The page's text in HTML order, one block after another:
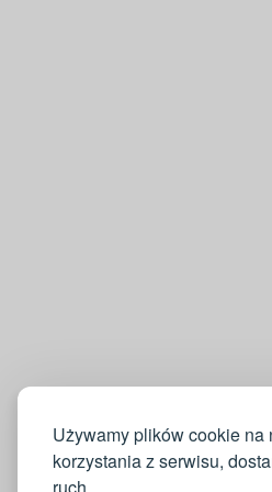
Używamy plików cookie na
korzystania z serwisu,